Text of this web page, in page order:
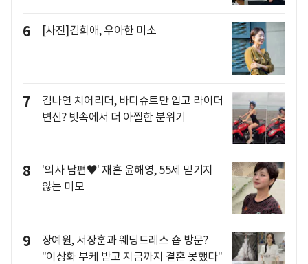
6 [사진]김희애, 우아한 미소
7
김나연 치어리더, 바디슈트만 입고 라이더
변신? 빗속에서 더 아찔한 분위기
8
'의사 남편♥' 재혼 윤해영, 55세 믿기지
않는 미모
9
장예원, 서장훈과 웨딩드레스 숍 방문?
"이상화 부케 받고 지금까지 결혼 못했다"